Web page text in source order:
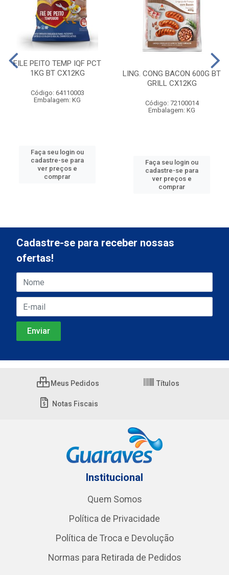
FILE PEITO TEMP IQF PCT
1KG BT CX12KG
Código: 64110003
Embalagem: KG
Faça seu login ou
cadastre-se para
ver preços e
comprar
LING. CONG BACON 600G BT
GRILL CX12KG
Código: 72100014
Embalagem: KG
Faça seu login ou
cadastre-se para
ver preços e
comprar
Cadastre-se para receber nossas
ofertas!
Meus Pedidos Títulos
Notas Fiscais
Institucional
Quem Somos
Política de Privacidade
Política de Troca e Devolução
Normas para Retirada de Pedidos